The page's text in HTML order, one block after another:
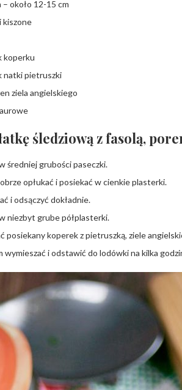
– około 12-15 cm
kiszone
koperku
natki pietruszki
ziela angielskiego
śledziową z fasolą,
średniej grubości paseczki.
opłukać i posiekać w cienkie plasterki.
i odsączyć dokładnie.
niezbyt grube półplasterki.
posiekany koperek z pietruszką, ziele
wymieszać i odstawić do lodówki na kilka